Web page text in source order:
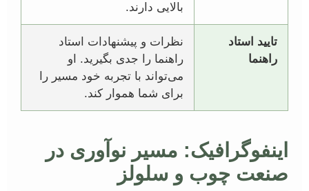
بالایی دارند.
تایید استاد
راهنما
نظرات و پیشنهادات استاد
راهنما را جدی بگیرید. او
می‌تواند با تجربه خود مسیر را
برای شما هموار کند.
اینفوگرافیک: مسیر نوآوری در
صنعت چوب و سلولز